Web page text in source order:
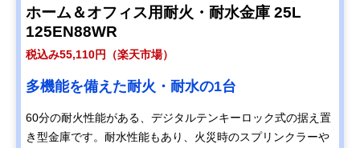
ホーム＆オフィス用耐火・耐水金庫 25L
125EN88WR
税込み55,110円（楽天市場）
多機能を備えた耐火・耐水の1台
60分の耐火性能がある、デジタルテンキーロック式の据え置
き型金庫です。耐水性能もあり、火災時のスプリンクラーや